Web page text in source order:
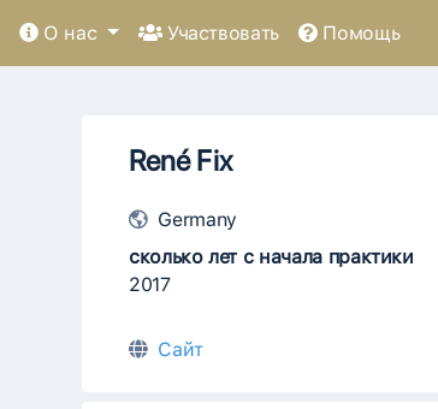
О нас Участвовать Помощь
René Fix
Germany
сколько лет с начала практики
2017
Сайт